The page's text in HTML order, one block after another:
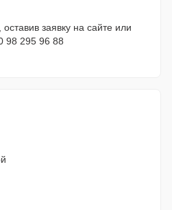
заявку на сайте или
98 295 96 88